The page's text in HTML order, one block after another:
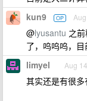
kun9 OP
@lyusantu 之
了，呜呜呜，目
limyel Aug
其实还是有很多